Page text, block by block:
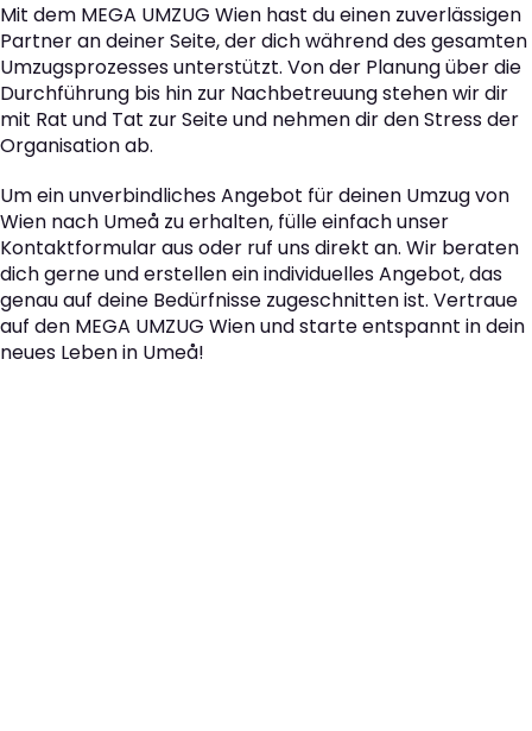
Mit dem MEGA UMZUG Wien hast du einen zuverlässigen
Partner an deiner Seite, der dich während des gesamten
Umzugsprozesses unterstützt. Von der Planung über die
Durchführung bis hin zur Nachbetreuung stehen wir dir
mit Rat und Tat zur Seite und nehmen dir den Stress der
Organisation ab.
Um ein unverbindliches Angebot für deinen Umzug von
Wien nach Umeå zu erhalten, fülle einfach unser
Kontaktformular aus oder ruf uns direkt an. Wir beraten
dich gerne und erstellen ein individuelles Angebot, das
genau auf deine Bedürfnisse zugeschnitten ist. Vertraue
auf den MEGA UMZUG Wien und starte entspannt in dein
neues Leben in Umeå!